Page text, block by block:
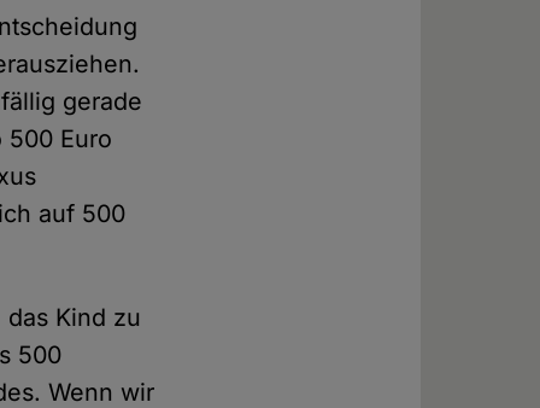
gerade
500 Euro
auf 500
Kind zu
500
Wenn wir